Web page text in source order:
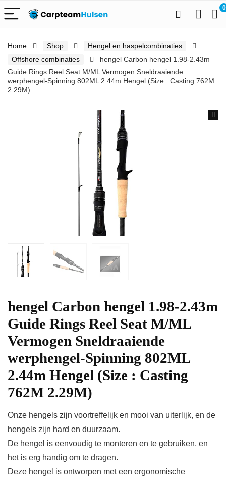
0
Home Shop
Hengel en haspelcombinaties
Offshore combinaties
hengel Carbon hengel 1.98-2.43m
Guide Rings Reel Seat M/ML Vermogen Sneldraaiende
werphengel-Spinning 802ML 2.44m Hengel (Size : Casting 762M
2.29M)
hengel Carbon hengel 1.98-2.43m
Guide Rings Reel Seat M/ML
Vermogen Sneldraaiende
werphengel-Spinning 802ML
2.44m Hengel (Size : Casting
762M 2.29M)
Onze hengels zijn voortreffelijk en mooi van uiterlijk, en de
hengels zijn hard en duurzaam.
De hengel is eenvoudig te monteren en te gebruiken, en
het is erg handig om te dragen.
Deze hengel is ontworpen met een ergonomische